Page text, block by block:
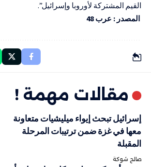
القيم المشتركة لأوروبا وإسرائيل”.
المصدر : عرب 48
مقالات مهمة !
إسرائيل تبحث إيواء ميليشيات متعاونة
معها في غزة ضمن ترتيبات المرحلة
المقبلة
صالح شوكة